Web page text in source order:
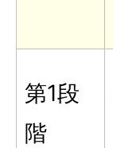
第1段
階